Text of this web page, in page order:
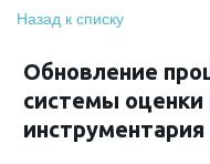
Назад к списку
Обновление
системы оценки